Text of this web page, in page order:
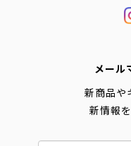
メール
新商品や
新情報